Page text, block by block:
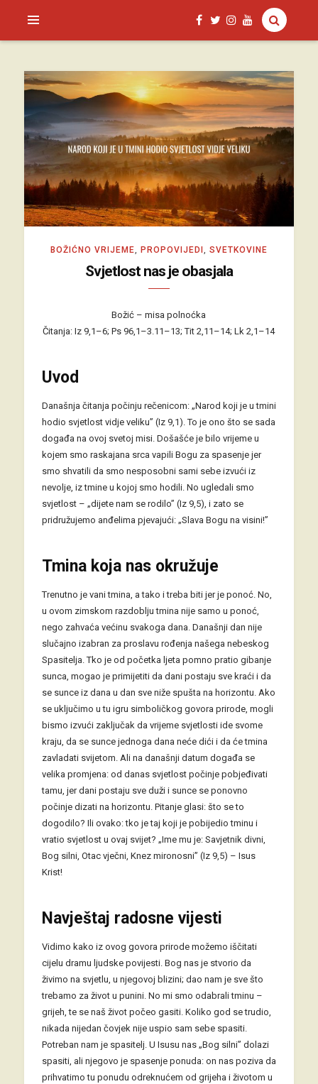
SAGUD.XYZ
BOŽIĆNO VRIJEME PROPOVIJEDI SVETKOVINE
Svjetlost nas je obasjala
Božić – misa polnoćka
Čitanja: Iz 9,1–6; Ps 96,1–3.11–13; Tit 2,11–14; Lk 2,1–14
Uvod
Današnja čitanja počinju rečenicom: „Narod koji je u tmini
hodio svjetlost vidje veliku” (Iz 9,1). To je ono što se sada
događa na ovoj svetoj misi. Došašće je bilo vrijeme u
kojem smo raskajana srca vapili Bogu za spasenje jer
smo shvatili da smo nesposobni sami sebe izvući iz
nevolje, iz tmine u kojoj smo hodili. No ugledali smo
svjetlost – „dijete nam se rodilo” (Iz 9,5), i zato se
pridružujemo anđelima pjevajući: „Slava Bogu na visini!”
Tmina koja nas okružuje
Trenutno je vani tmina, a tako i treba biti jer je ponoć. No,
u ovom zimskom razdoblju tmina nije samo u ponoć,
nego zahvaća većinu svakoga dana. Današnji dan nije
slučajno izabran za proslavu rođenja našega nebeskog
Spasitelja. Tko je od početka ljeta pomno pratio gibanje
sunca, mogao je primijetiti da dani postaju sve kraći i da
se sunce iz dana u dan sve niže spušta na horizontu. Ako
se uključimo u tu igru simboličkog govora prirode, mogli
bismo izvući zaključak da vrijeme svjetlosti ide svome
kraju, da se sunce jednoga dana neće dići i da će tmina
zavladati svijetom. Ali na današnji datum događa se
velika promjena: od danas svjetlost počinje pobjeđivati
tamu, jer dani postaju sve duži i sunce se ponovno
počinje dizati na horizontu. Pitanje glasi: što se to
dogodilo? Ili ovako: tko je taj koji je pobijedio tminu i
vratio svjetlost u ovaj svijet? „Ime mu je: Savjetnik divni,
Bog silni, Otac vječni, Knez mironosni” (Iz 9,5) – Isus
Krist!
Navještaj radosne vijesti
Vidimo kako iz ovog govora prirode možemo iščitati
cijelu dramu ljudske povijesti. Bog nas je stvorio da
živimo na svjetlu, u njegovoj blizini; dao nam je sve što
trebamo za život u punini. No mi smo odabrali tminu –
grijeh, te se naš život počeo gasiti. Koliko god se trudio,
nikada nijedan čovjek nije uspio sam sebe spasiti.
Potreban nam je spasitelj. U Isusu nas „Bog silni” dolazi
spasiti, ali njegovo je spasenje ponuda: on nas poziva da
prihvatimo tu ponudu odreknućem od grijeha i životom u